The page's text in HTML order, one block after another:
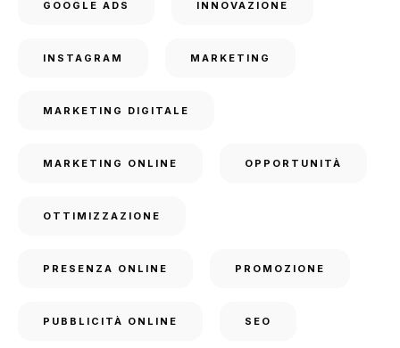
GOOGLE ADS INNOVAZIONE
INSTAGRAM MARKETING
MARKETING DIGITALE
MARKETING ONLINE OPPORTUNITÀ
OTTIMIZZAZIONE
PRESENZA ONLINE PROMOZIONE
PUBBLICITÀ ONLINE SEO